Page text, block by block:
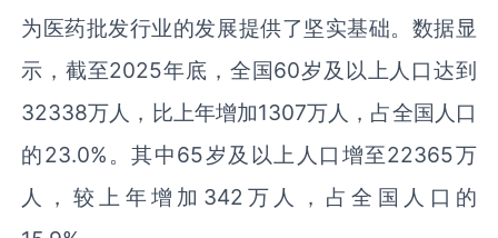
为医药批发行业的发展提供了坚实基础。数据显
示，截至2025年底，全国60岁及以上人口达到
32338万人，比上年增加1307万人，占全国人口
的23.0%。其中65岁及以上人口增至22365万
人，较上年增加342万人，占全国人口的